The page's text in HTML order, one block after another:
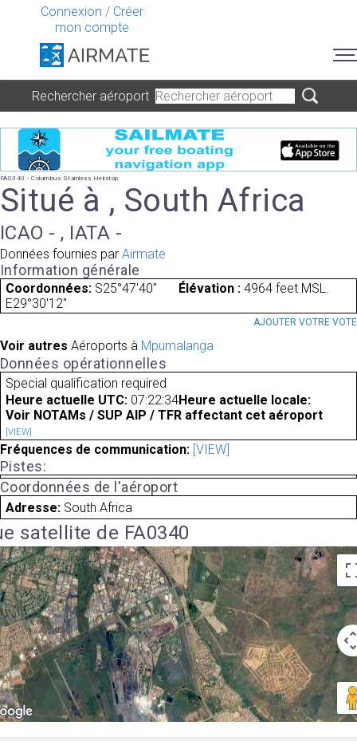
Connexion / Créer
mon compte
Rechercher aéroport
FA0340 - Columbus Stainless Helistop
Situé à , South Africa
ICAO - , IATA -
Données fournies par Airmate
Information générale
Coordonnées: S25°47'40"
E29°30'12"
Élévation : 4964 feet MSL.
AJOUTER VOTRE VOTE
Voir autres Aéroports à Mpumalanga
Données opérationnelles
Special qualification required
Heure actuelle UTC: 07:22:34Heure actuelle locale:
Voir NOTAMs / SUP AIP / TFR affectant cet aéroport
[VIEW]
Fréquences de communication: [VIEW]
Pistes:
Coordonnées de l'aéroport
Adresse: South Africa
satellite de FA0340